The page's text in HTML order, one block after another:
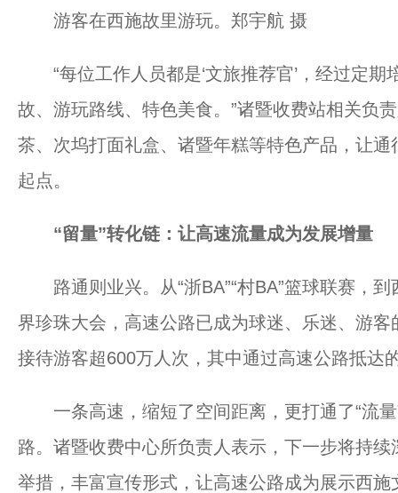
游客在西施故里游玩。郑宇航 摄
“每位工作人员都是‘文旅推荐官’，经过定期
故、游玩路线、特色美食。”诸暨收费站相关负
茶、次坞打面礼盒、诸暨年糕等特色产品，让
起点。
“留量”转化链：让高速流量成为发展增量
路通则业兴。从“浙BA”“村BA”篮球联赛，到
界珍珠大会，高速公路已成为球迷、乐迷、游客
接待游客超600万人次，其中通过高速公路抵达
一条高速，缩短了空间距离，更打通了“流量”
路。诸暨收费中心所负责人表示，下一步将持续
举措，丰富宣传形式，让高速公路成为展示西